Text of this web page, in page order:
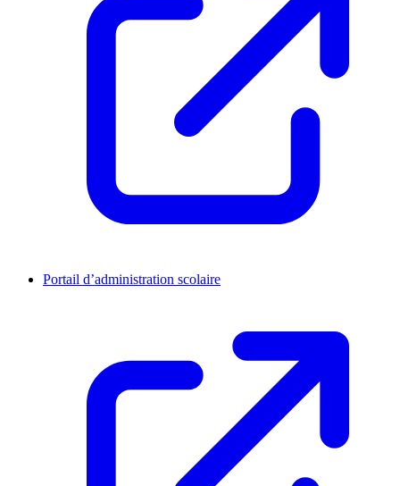
Portail d’administration scolaire